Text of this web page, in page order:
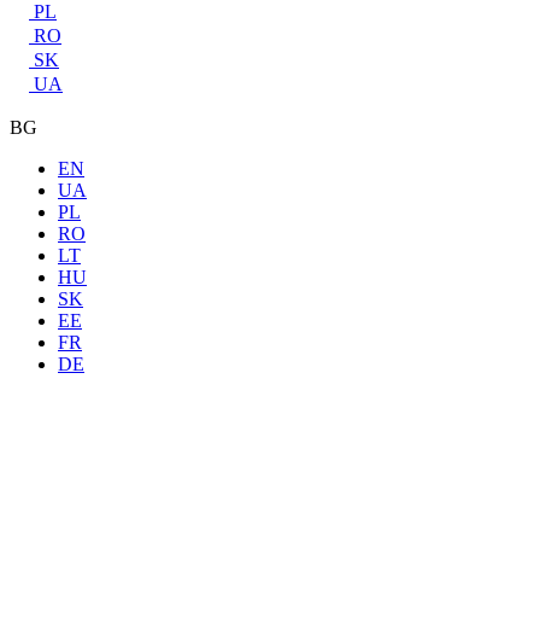
PL
RO
SK
UA
BG
EN
UA
PL
RO
LT
HU
SK
EE
FR
DE